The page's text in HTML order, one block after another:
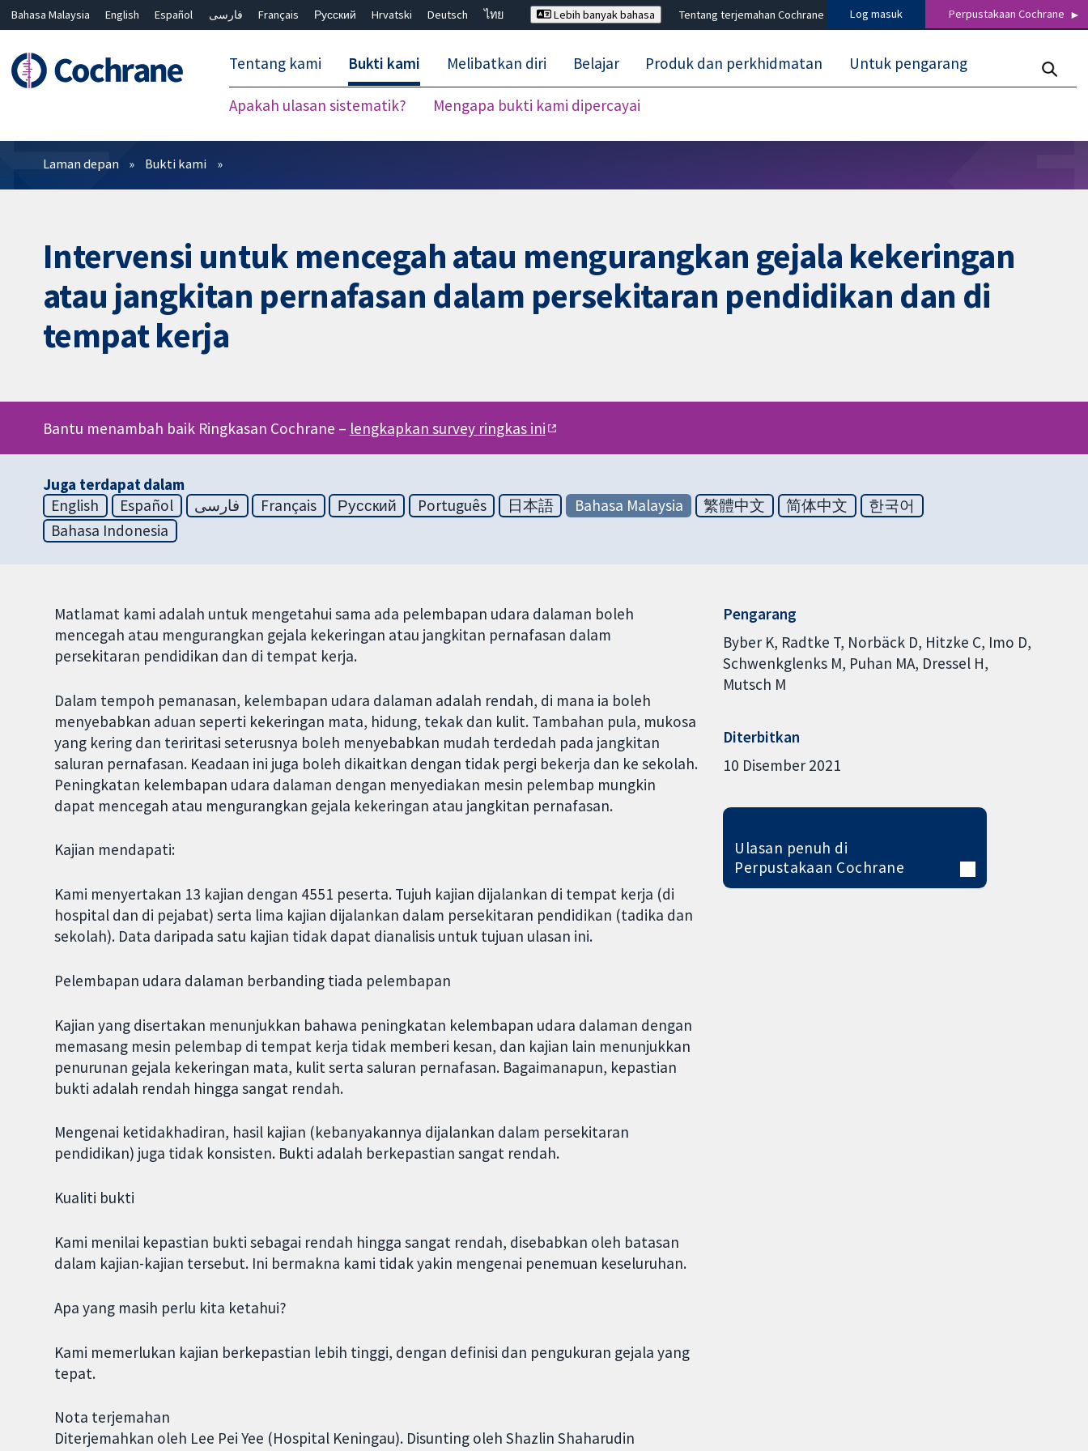
Bahasa Malaysia English Español فارسی Français Русский Hrvatski Deutsch
ไทย
Lebih banyak bahasa Tentang terjemahan Cochrane Log masuk Perpustakaan Cochrane
Tentang kami Bukti kami
Apakah ulasan sistematik? Mengapa bukti kami dipercayai
Melibatkan diri Belajar Produk dan perkhidmatan Untuk pengarang
Penapis
Laman depan Bukti kami
Intervensi untuk mencegah atau mengurangkan gejala kekeringan
atau jangkitan pernafasan dalam persekitaran pendidikan dan di
tempat kerja
Bantu menambah baik Ringkasan Cochrane – lengkapkan survey ringkas ini
Juga terdapat dalam
English
Español فارسی Français Русский Português 日本語 Bahasa Malaysia 繁體中文 简体中文
한국어
Bahasa Indonesia
Matlamat kami adalah untuk mengetahui sama ada pelembapan udara dalaman boleh
mencegah atau mengurangkan gejala kekeringan atau jangkitan pernafasan dalam
persekitaran pendidikan dan di tempat kerja.
Dalam tempoh pemanasan, kelembapan udara dalaman adalah rendah, di mana ia boleh
menyebabkan aduan seperti kekeringan mata, hidung, tekak dan kulit. Tambahan pula, mukosa
yang kering dan teriritasi seterusnya boleh menyebabkan mudah terdedah pada jangkitan
saluran pernafasan. Keadaan ini juga boleh dikaitkan dengan tidak pergi bekerja dan ke sekolah.
Peningkatan kelembapan udara dalaman dengan menyediakan mesin pelembap mungkin
dapat mencegah atau mengurangkan gejala kekeringan atau jangkitan pernafasan.
Kajian mendapati:
Kami menyertakan 13 kajian dengan 4551 peserta. Tujuh kajian dijalankan di tempat kerja (di
hospital dan di pejabat) serta lima kajian dijalankan dalam persekitaran pendidikan (tadika dan
sekolah). Data daripada satu kajian tidak dapat dianalisis untuk tujuan ulasan ini.
Pelembapan udara dalaman berbanding tiada pelembapan
Kajian yang disertakan menunjukkan bahawa peningkatan kelembapan udara dalaman dengan
memasang mesin pelembap di tempat kerja tidak memberi kesan, dan kajian lain menunjukkan
penurunan gejala kekeringan mata, kulit serta saluran pernafasan. Bagaimanapun, kepastian
bukti adalah rendah hingga sangat rendah.
Mengenai ketidakhadiran, hasil kajian (kebanyakannya dijalankan dalam persekitaran
pendidikan) juga tidak konsisten. Bukti adalah berkepastian sangat rendah.
Kualiti bukti
Kami menilai kepastian bukti sebagai rendah hingga sangat rendah, disebabkan oleh batasan
dalam kajian-kajian tersebut. Ini bermakna kami tidak yakin mengenai penemuan keseluruhan.
Apa yang masih perlu kita ketahui?
Kami memerlukan kajian berkepastian lebih tinggi, dengan definisi dan pengukuran gejala yang
tepat.
Nota terjemahan
Diterjemahkan oleh Lee Pei Yee (Hospital Keningau). Disunting oleh Shazlin Shaharudin
Pengarang
Byber K Radtke T Norbäck D Hitzke C Imo D
Schwenkglenks M Puhan MA Dressel H
Mutsch M
Diterbitkan
10 Disember 2021
Ulasan penuh di
Perpustakaan Cochrane